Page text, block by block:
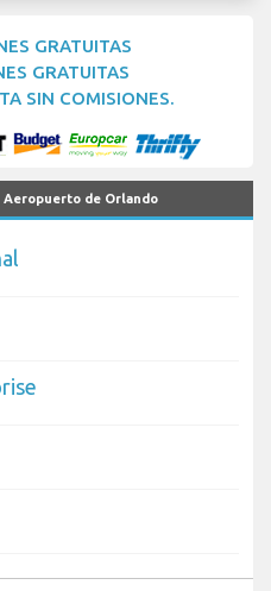
GRATUITAS
GRATUITAS
SIN COMISIONES.
Aeropuerto de Orlando